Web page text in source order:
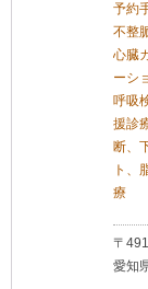
予約
不整
心臓
ーシ
呼吸
援診
断、
ト、
療
〒
愛知